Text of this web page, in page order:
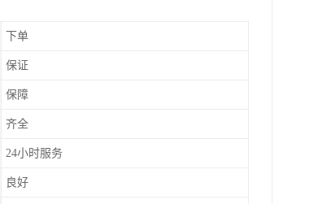
下单
保证
保障
齐全
24小时服务
良好